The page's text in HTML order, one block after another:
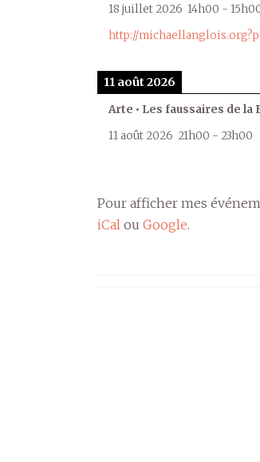
18 juillet 2026 14h00 -
http://
11 août 2026
Arte • Les faussaires de la
11 août 2026 21h00 - 23h00
Pour afficher mes
iCal ou Google.